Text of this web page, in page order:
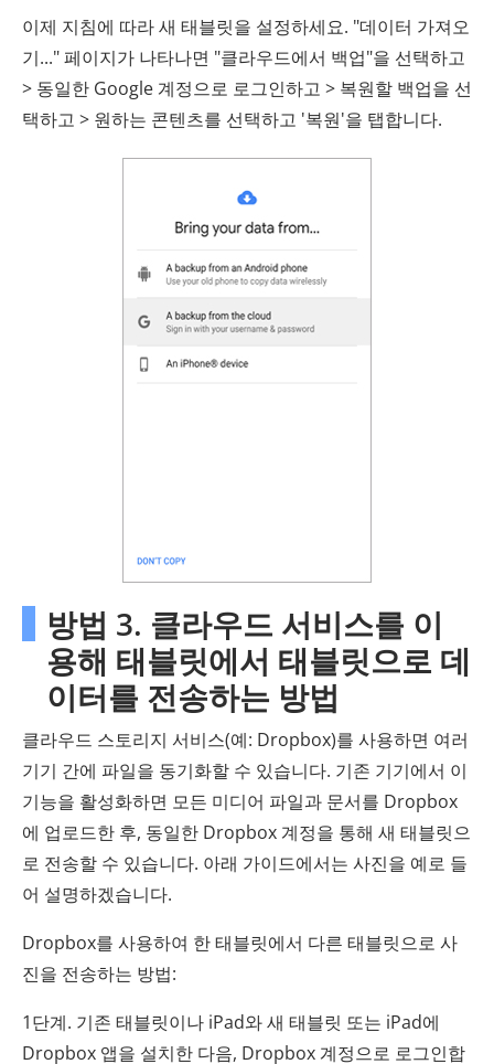
이제 지침에 따라 새 태블릿을 설정하세요. "데이터 가져오
기..." 페이지가 나타나면 "클라우드에서 백업"을 선택하고
> 동일한 Google 계정으로 로그인하고 > 복원할 백업을 선
택하고 > 원하는 콘텐츠를 선택하고 '복원'을 탭합니다.
방법 3. 클라우드 서비스를 이
용해 태블릿에서 태블릿으로 데
이터를 전송하는 방법
클라우드 스토리지 서비스(예: Dropbox)를 사용하면 여러
기기 간에 파일을 동기화할 수 있습니다. 기존 기기에서 이
기능을 활성화하면 모든 미디어 파일과 문서를 Dropbox
에 업로드한 후, 동일한 Dropbox 계정을 통해 새 태블릿으
로 전송할 수 있습니다. 아래 가이드에서는 사진을 예로 들
어 설명하겠습니다.
Dropbox를 사용하여 한 태블릿에서 다른 태블릿으로 사
진을 전송하는 방법:
1단계. 기존 태블릿이나 iPad와 새 태블릿 또는 iPad에
Dropbox 앱을 설치한 다음, Dropbox 계정으로 로그인합